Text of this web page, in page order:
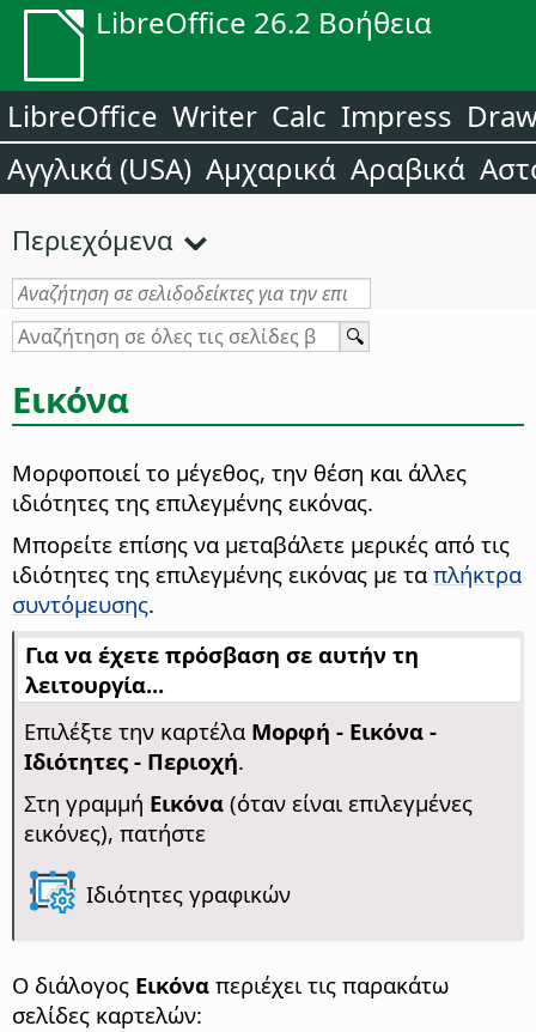
LibreOffice 26.2 Βοήθεια
LibreOffice Writer Calc Impress
Αγγλικά (USA) Αμχαρικά Αραβικά
Περιεχόμενα
Εικόνα
Μορφοποιεί το μέγεθος, την θέση και άλλες
ιδιότητες της επιλεγμένης εικόνας.
Μπορείτε επίσης να μεταβάλετε μερικές από τις
ιδιότητες της επιλεγμένης εικόνας με τα πλήκτρα
συντόμευσης.
Για να έχετε πρόσβαση σε αυτήν τη
λειτουργία...
Επιλέξτε την καρτέλα Μορφή - Εικόνα -
Ιδιότητες - Περιοχή.
Στη γραμμή Εικόνα(όταν είναι επιλεγμένες
εικόνες), πατήστε
Ιδιότητες γραφικών
Ο διάλογος Εικόνα περιέχει τις παρακάτω
σελίδες καρτελών: